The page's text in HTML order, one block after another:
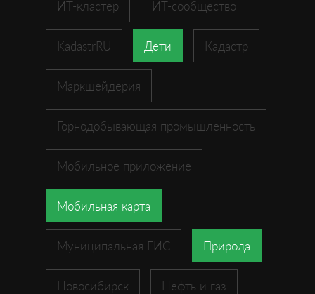
ИТ-кластер ИТ-сообщество
KadastrRU Дети Кадастр
Маркшейдерия
Горнодобывающая промышленность
Мобильное приложение
Мобильная карта
Муниципальная ГИС Природа
Новосибирск Нефть и газ